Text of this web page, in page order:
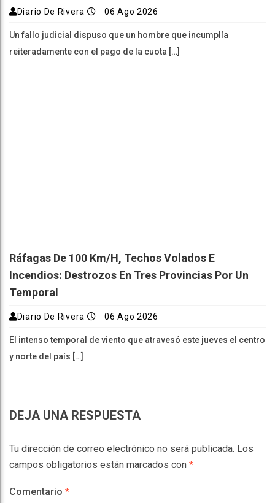
Diario De Rivera 06 Ago 2026
Un fallo judicial dispuso que un hombre que incumplía
reiteradamente con el pago de la cuota […]
Ráfagas De 100 Km/h, Techos Volados E
Incendios: Destrozos En Tres Provincias Por Un
Temporal
Diario De Rivera 06 Ago 2026
El intenso temporal de viento que atravesó este jueves el centro
y norte del país […]
DEJA UNA RESPUESTA
Tu dirección de correo electrónico no será publicada. Los
campos obligatorios están marcados con *
Comentario *